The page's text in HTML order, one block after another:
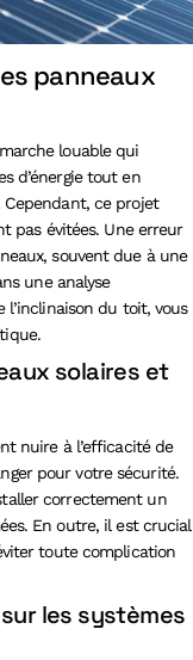
panneaux
louable qui
d’énergie tout en
ce projet
pas évitées. Une erreur
souvent due à une
une analyse
l’inclinaison du toit, vous
solaires et
nuire à l’efficacité de
pour votre sécurité.
correctement un
En outre, il est crucial
toute complication
les systèmes